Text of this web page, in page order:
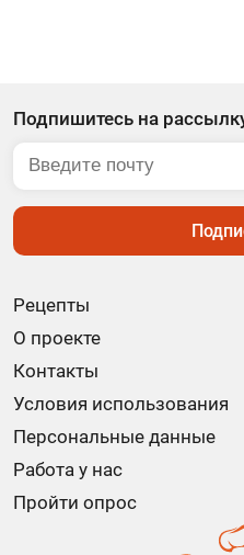
Рецепты
О проекте
Контакты
Условия использования
Персональные данные
Работа у нас
Пройти опрос
Подпишитесь на